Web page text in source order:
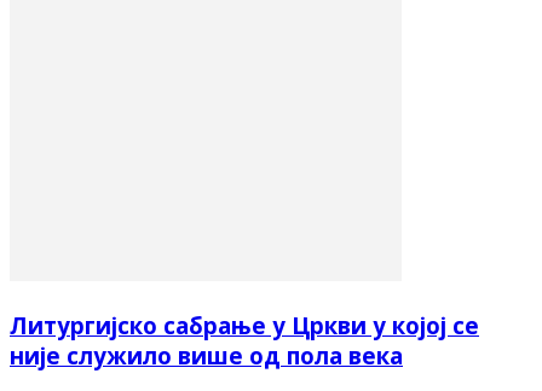
Литургијско сабрање у Цркви у којој се
није служило више од пола века